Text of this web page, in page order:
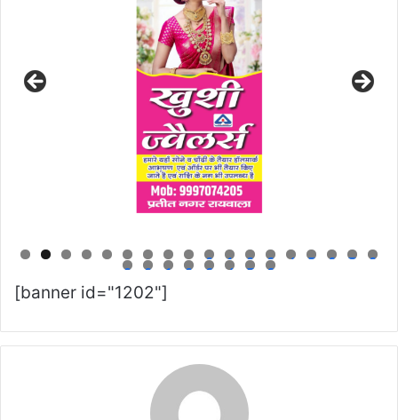
0 1 2 3 4 5 6 7 8
9 0 1 2 3 4 5 6
[banner id="1202"]